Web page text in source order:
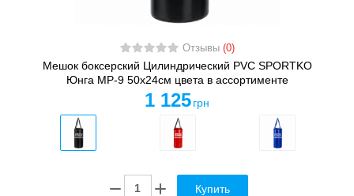
Отзывы (0)
Мешок боксерский Цилиндрический PVC SPORTKO
Юнга MP-9 50х24см цвета в ассортименте
1 125 грн
Купить